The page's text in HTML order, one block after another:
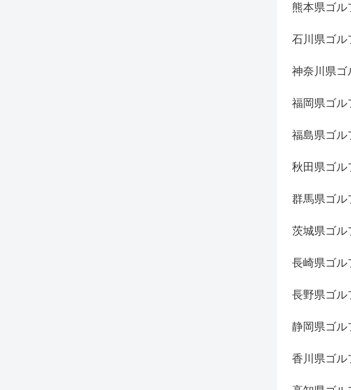
熊本県ゴル
石川県ゴル
神奈川県ゴ
福岡県ゴル
福島県ゴル
秋田県ゴル
群馬県ゴル
茨城県ゴル
長崎県ゴル
長野県ゴル
静岡県ゴル
香川県ゴル